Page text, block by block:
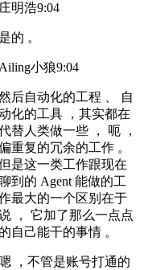
庄明浩9:04
是的 。
Ailing小狼9:04
后自动化的工程 、 自
化的工具 ，其实都在
替人类做一些 ， 呃 ，
重复的冗余的工作 。
是这一类工作跟现在
到的 Agent 能做的工
最大的一个区别在于
， 它加了那么一点点
的自己能干的事情 。
嗯 ，不管是账号打通的